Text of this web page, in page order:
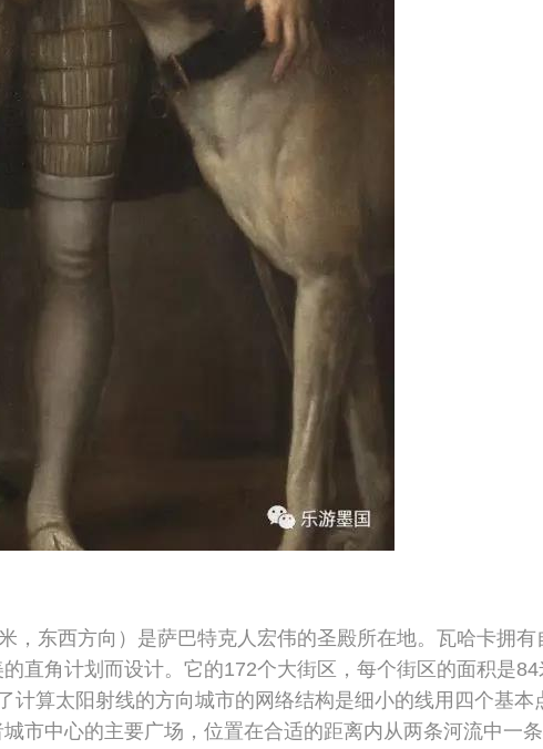
，东西方向）是萨巴特克人宏伟的圣殿所在地。瓦哈卡拥有
直角计划而设计。它的172个大街区，每个街区的面积是84
计算太阳射线的方向城市的网络结构是细小的线用四个基本
市中心的主要广场，位置在合适的距离内从两条河流中一